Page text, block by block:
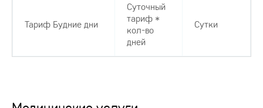
Тариф Будние дни
Суточный
тариф *
кол-во
дней
Сутки